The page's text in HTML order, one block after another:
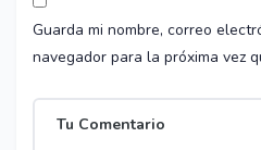
Guarda mi nombre, correo
navegador para la próxima vez